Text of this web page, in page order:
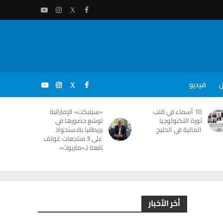
فيديو
10 أسماء في قلب
ثورة التكنولوجيا
المالية في الخليج
«سيليكت» الإماراتية
توسّع حضورها في
بريطانيا بالاستحواذ
على 3 منتجعات غولف
تابعة لـ«ماريوت»
أخر الأخبار